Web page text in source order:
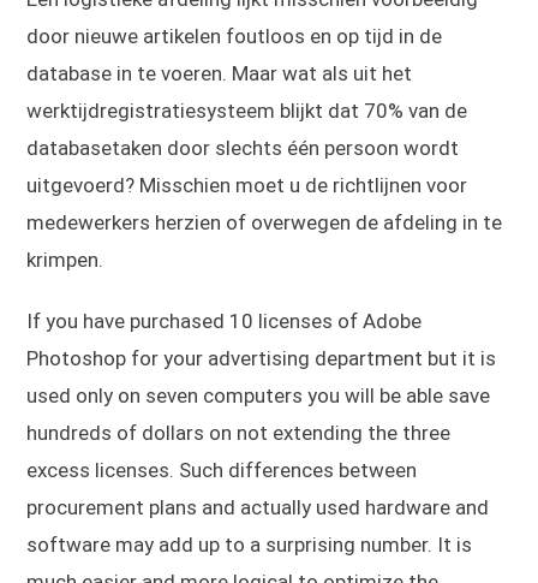
door nieuwe artikelen foutloos en op tijd in de
database in te voeren. Maar wat als uit het
werktijdregistratiesysteem blijkt dat 70% van de
databasetaken door slechts één persoon wordt
uitgevoerd? Misschien moet u de richtlijnen voor
medewerkers herzien of overwegen de afdeling in te
krimpen.
If you have purchased 10 licenses of Adobe
Photoshop for your advertising department but it is
used only on seven computers you will be able save
hundreds of dollars on not extending the three
excess licenses. Such differences between
procurement plans and actually used hardware and
software may add up to a surprising number. It is